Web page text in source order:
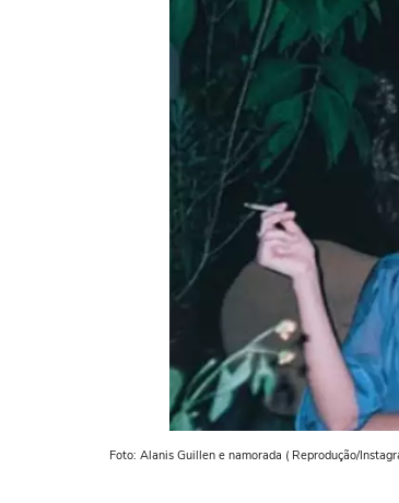
Foto: Alanis Guillen e namorada ( Reprodução/